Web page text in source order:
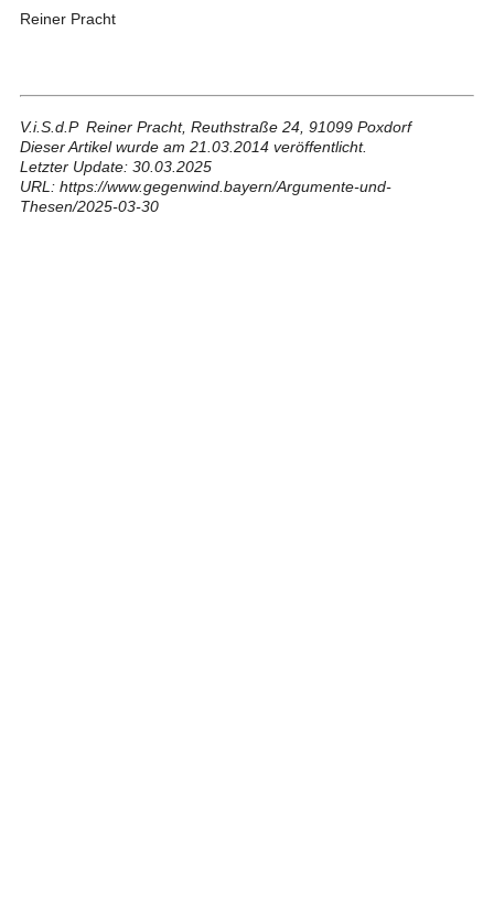
Reiner Pracht
V.i.S.d.P Reiner Pracht, Reuthstraße 24, 91099 Poxdorf
Dieser Artikel wurde am 21.03.2014 veröffentlicht.
Letzter Update: 30.03.2025
URL: https://www.gegenwind.bayern/Argumente-und-
Thesen/2025-03-30